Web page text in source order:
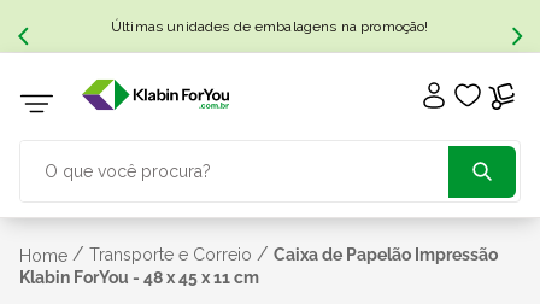
Últimas unidades de embalagens na promoção!
Home / Transporte e Correio / Caixa de Papelão Impressão
Klabin ForYou - 48 x 45 x 11 cm
TERMOS MAIS BUSCADOS